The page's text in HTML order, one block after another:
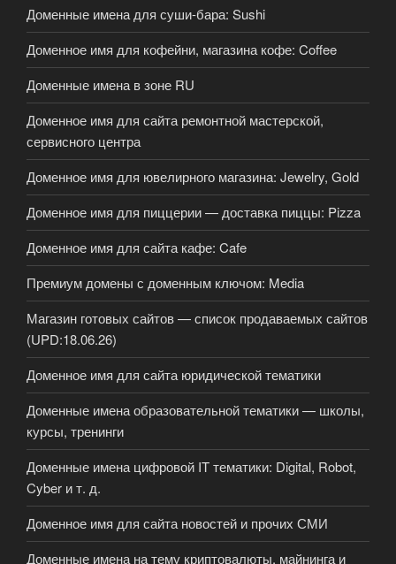
Доменные имена для суши-бара: Sushi
Доменное имя для кофейни, магазина кофе: Coffee
Доменные имена в зоне RU
Доменное имя для сайта ремонтной мастерской,
сервисного центра
Доменное имя для ювелирного магазина: Jewelry, Gold
Доменное имя для пиццерии — доставка пиццы: Pizza
Доменное имя для сайта кафе: Cafe
Премиум домены с доменным ключом: Media
Магазин готовых сайтов — список продаваемых сайтов
(UPD:18.06.26)
Доменное имя для сайта юридической тематики
Доменные имена образовательной тематики — школы,
курсы, тренинги
Доменные имена цифровой IT тематики: Digital, Robot,
Cyber и т. д.
Доменное имя для сайта новостей и прочих СМИ
Доменные имена на тему криптовалюты, майнинга и